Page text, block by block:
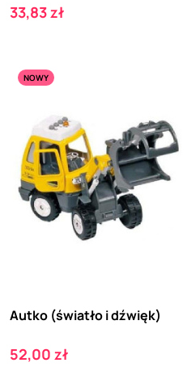
Cena
33,83 zł
NOWY
Autko (światło i dźwięk)
Cena
52,00 zł